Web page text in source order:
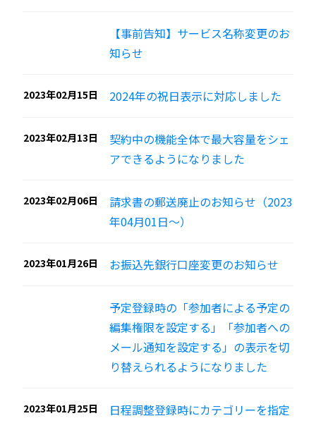
【事前告知】サービス名称変更のお
知らせ
2023年02月15日 2024年の祝日表示に対応しました
2023年02月13日
契約中の機能全体で最大容量をシェ
アできるようになりました
2023年02月06日
請求書の郵送廃止のお知らせ（2023
年04月01日〜）
2023年01月26日 お振込先銀行口座変更のお知らせ
予定登録時の「参加者による予定の
編集権限を設定する」「参加者への
メール通知を設定する」の表示を切
り替えられるようになりました
2023年01月25日
日程調整登録時にカテゴリーを指定